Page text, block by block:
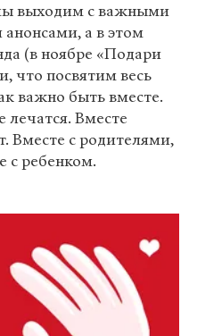
выходим с важными
а в этом
(в ноябре «Подари
что посвятим весь
важно быть вместе.
лечатся. Вместе
Вместе с родителями,
с ребенком.